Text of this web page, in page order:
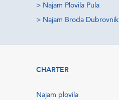
> Najam Plovila Pula
> Najam Broda Dubrovnik
CHARTER
Najam plovila